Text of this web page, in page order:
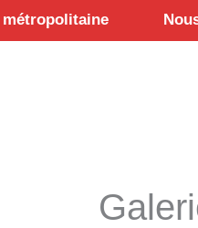
métropolitaine